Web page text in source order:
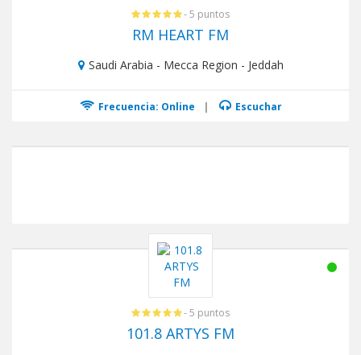
- 5 puntos
RM HEART FM
Saudi Arabia - Mecca Region - Jeddah
Frecuencia: Online | Escuchar
- 5 puntos
101.8 ARTYS FM